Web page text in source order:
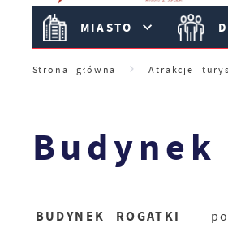
MIASTO
Strona główna Atrakcje
BUDYNEK ROGATKI
–